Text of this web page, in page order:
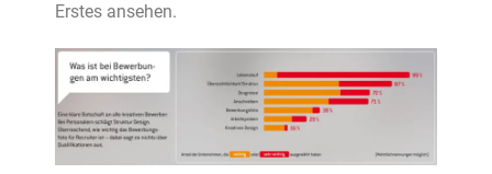
Erstes ansehen.